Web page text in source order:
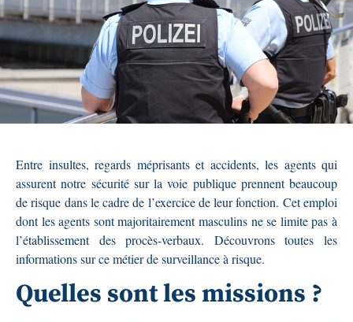
Entre insultes, regards méprisants et accidents, les agents qui
assurent notre sécurité sur la voie publique prennent beaucoup
de risque dans le cadre de l’exercice de leur fonction. Cet emploi
dont les agents sont majoritairement masculins ne se limite pas à
l’établissement des procès-verbaux. Découvrons toutes les
informations sur ce métier de surveillance à risque.
Quelles sont les missions ?